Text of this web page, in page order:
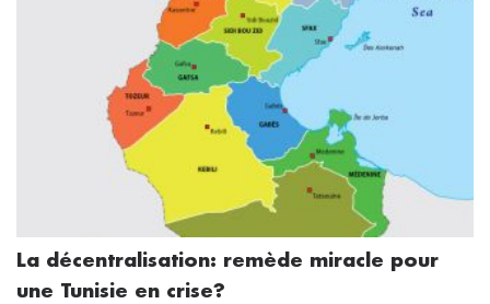
La décentralisation: remède miracle pour
une Tunisie en crise?